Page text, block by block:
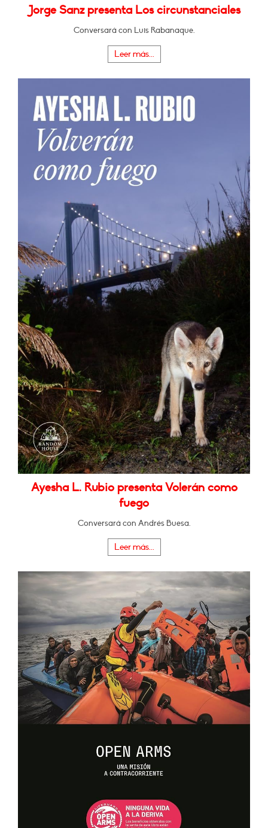
Jorge Sanz presenta Los circunstanciales
Conversará con Luis Rabanaque.
Leer más...
Ayesha L. Rubio presenta Volerán como
fuego
Conversará con Andrés Buesa.
Leer más...